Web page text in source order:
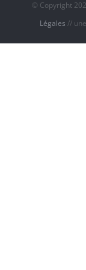
© Copyright
Légales //